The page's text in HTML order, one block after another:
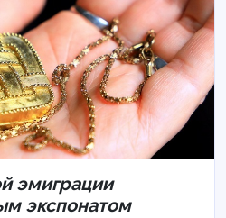
эмиграции
экспонатом